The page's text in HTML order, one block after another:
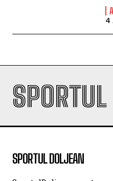
4
SPORTUL DOLJEAN